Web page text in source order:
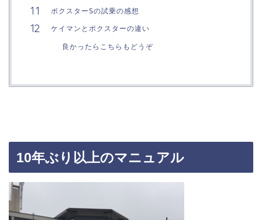
ボクスターSの試乗の感想
ケイマンとボクスターの違い
良かったらこちらもどうぞ
10年ぶり以上のマニュアル